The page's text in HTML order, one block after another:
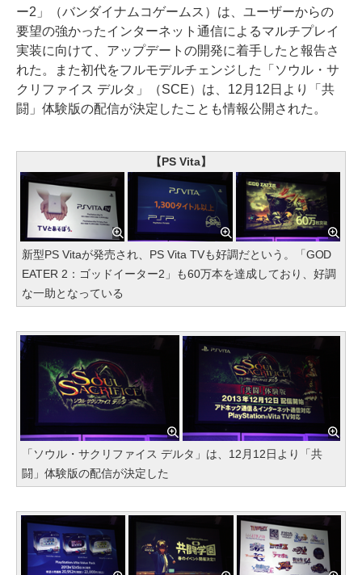
ー2」（バンダイナムコゲームス）は、ユーザーからの
要望の強かったインターネット通信によるマルチプレイ
実装に向けて、アップデートの開発に着手したと報告さ
れた。また初代をフルモデルチェンジした「ソウル・サ
クリファイス デルタ」（SCE）は、12月12日より「共
闘」体験版の配信が決定したことも情報公開された。
【PS Vita】
新型PS Vitaが発売され、PS Vita TVも好調だという。「GOD
EATER 2：ゴッドイーター2」も60万本を達成しており、好調
な一助となっている
「ソウル・サクリファイス デルタ」は、12月12日より「共
闘」体験版の配信が決定した